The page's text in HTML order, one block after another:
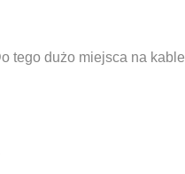
tego dużo miejsca na